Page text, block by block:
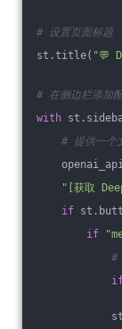
# 设置页面标题
st.title( "💬
# 在侧边栏添加
with
# 提供一个
"[获取
if
if
#